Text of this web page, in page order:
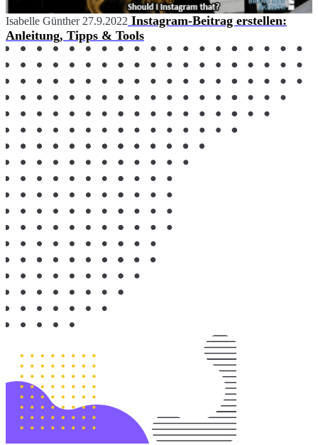
Isabelle Günther 27.9.2022 Instagram-Beitrag erstellen:
Anleitung, Tipps & Tools